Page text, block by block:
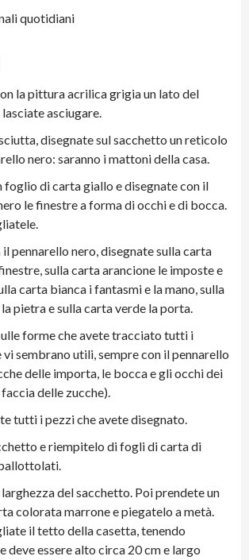
quotidiani
la pittura acrilica grigia un lato del
asciugare.
disegnate sul sacchetto un reticolo
nero: saranno i mattoni della casa.
foglio di carta giallo e disegnate con il
le finestre a forma di occhi e di bocca.
il pennarello nero, disegnate sulla carta
sulla carta arancione le imposte e
carta bianca i fantasmi e la mano, sulla
pietra e sulla carta verde la porta.
forme che avete tracciato tutti i
sembrano utili, sempre con il pennarello
delle importa, le bocca e gli occhi dei
delle zucche).
tutti i pezzi che avete disegnato.
e riempitelo di fogli di carta di
del sacchetto. Poi prendete un
colorata marrone e piegatelo a metà.
il tetto della casetta, tenendo
deve essere alto circa 20 cm e largo